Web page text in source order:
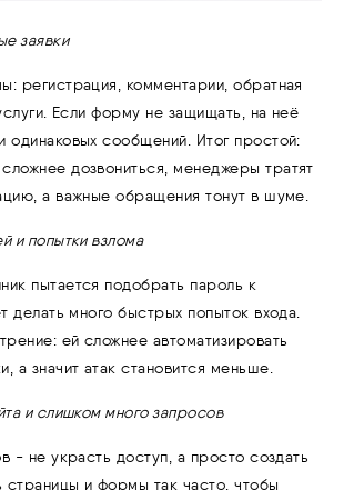
заявки
регистрация, комментарии, обратная
Если форму не защищать, на неё
одинаковых сообщений. Итог простой:
дозвониться, менеджеры тратят
а важные обращения тонут в шуме.
и попытки взлома
пытается подобрать пароль к
делать много быстрых попыток входа.
ей сложнее автоматизировать
а значит атак становится меньше.
и слишком много запросов
- не украсть доступ, а просто создать
страницы и формы так часто, чтобы